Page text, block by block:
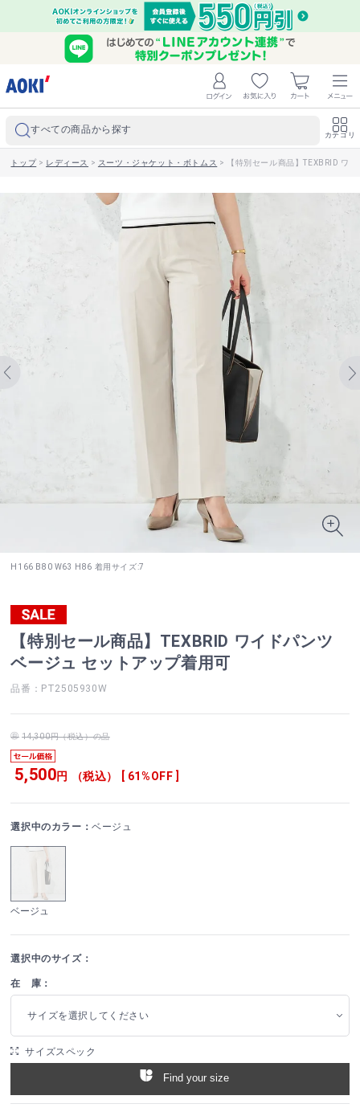
すべての商品から探す カテゴリ
トップ> レディース > スーツ・ジャケット・ボトムス > 【特別セール商品】TEXBRID ワ
H166 B80 W63 H86 着用サイズ:7
【特別セール商品】TEXBRID ワイドパンツ
ベージュ セットアップ着用可
品番：PT2505930W
14,300円（税込）の品
5,500円 （税込） [ 61%OFF ]
選択中のカラー：ベージュ
ベージュ
選択中のサイズ：
在 庫：
サイズを選択してください
サイズスペック
Find your size